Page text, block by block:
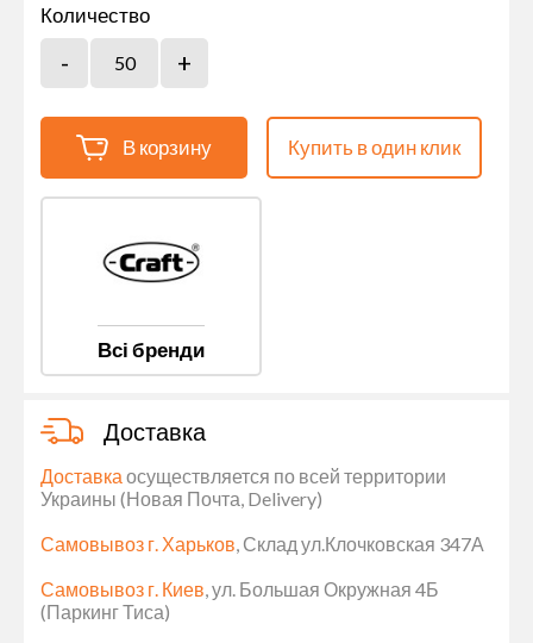
Количество
В корзину Купить в один клик
Всі бренди
Доставка
Доставка осуществляется по всей территории
Украины (Новая Почта, Delivery)
Самовывоз г. Харьков, Склад ул.Клочковская 347А
Самовывоз г. Киев, ул. Большая Окружная 4Б
(Паркинг Тиса)